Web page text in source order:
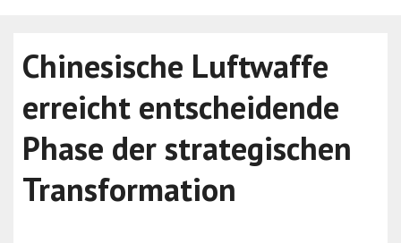
Chinesische Luftwaffe
erreicht entscheidende
Phase der strategischen
Transformation